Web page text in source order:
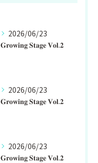
2026/06/23
𝐆𝐫𝐨𝐰𝐢𝐧𝐠 𝐒𝐭𝐚𝐠𝐞 𝐕𝐨𝐥.𝟐
2026/06/23
𝐆𝐫𝐨𝐰𝐢𝐧𝐠 𝐒𝐭𝐚𝐠𝐞 𝐕𝐨𝐥.𝟐
2026/06/23
𝐆𝐫𝐨𝐰𝐢𝐧𝐠 𝐒𝐭𝐚𝐠𝐞 𝐕𝐨𝐥.𝟐